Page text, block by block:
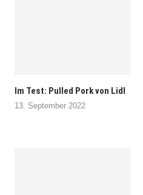
Im Test: Pulled Pork von Lidl
13. September 2022